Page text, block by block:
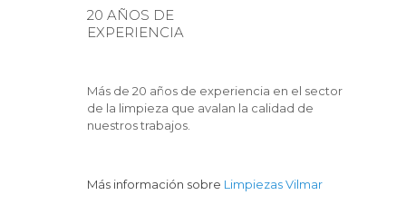
20 AÑOS DE
EXPERIENCIA
Más de 20 años de experiencia en el sector
de la limpieza que avalan la calidad de
nuestros trabajos.
Más información sobre Limpiezas Vilmar